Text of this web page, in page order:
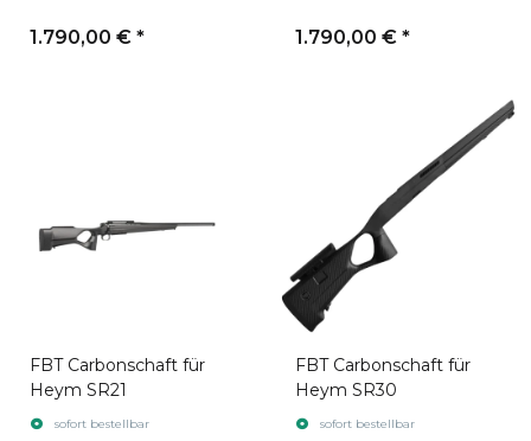
1.790,00 € * 1.790,00 € *
FBT Carbonschaft für
Heym SR21
sofort bestellbar
FBT Carbonschaft für
Heym SR30
sofort bestellbar